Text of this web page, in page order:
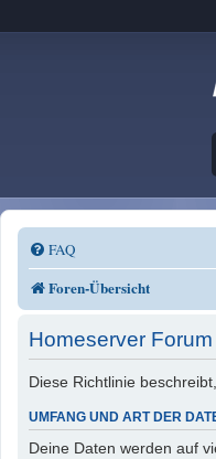
FAQ
Foren-Übersicht
Homeserver
Diese Richtlinie
UMFANG UND ART DER
Deine Daten werden auf